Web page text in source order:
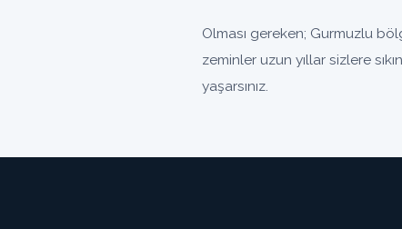
Olması gereken; Gurmuzlu
zeminler uzun yıllar sizlere
yaşarsınız.